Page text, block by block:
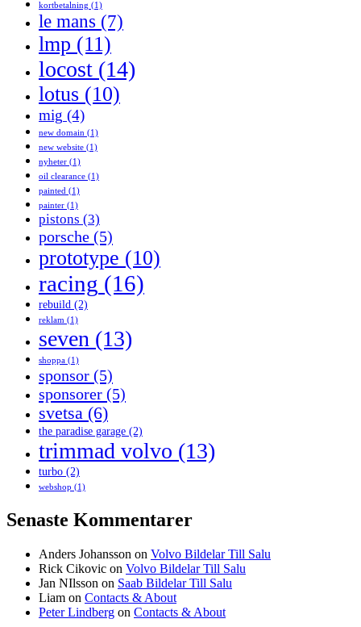
kortbetalning (1)
le mans (7)
lmp (11)
locost (14)
lotus (10)
mig (4)
new domain (1)
new website (1)
nyheter (1)
oil clearance (1)
painted (1)
painter (1)
pistons (3)
porsche (5)
prototype (10)
racing (16)
rebuild (2)
reklam (1)
seven (13)
shoppa (1)
sponsor (5)
sponsorer (5)
svetsa (6)
the paradise garage (2)
trimmad volvo (13)
turbo (2)
webshop (1)
Senaste Kommentarer
Anders Johansson on Volvo Bildelar Till Salu
Rick Cikovic on Volvo Bildelar Till Salu
Jan NIlsson on Saab Bildelar Till Salu
Liam on Contacts & About
Peter Lindberg on Contacts & About